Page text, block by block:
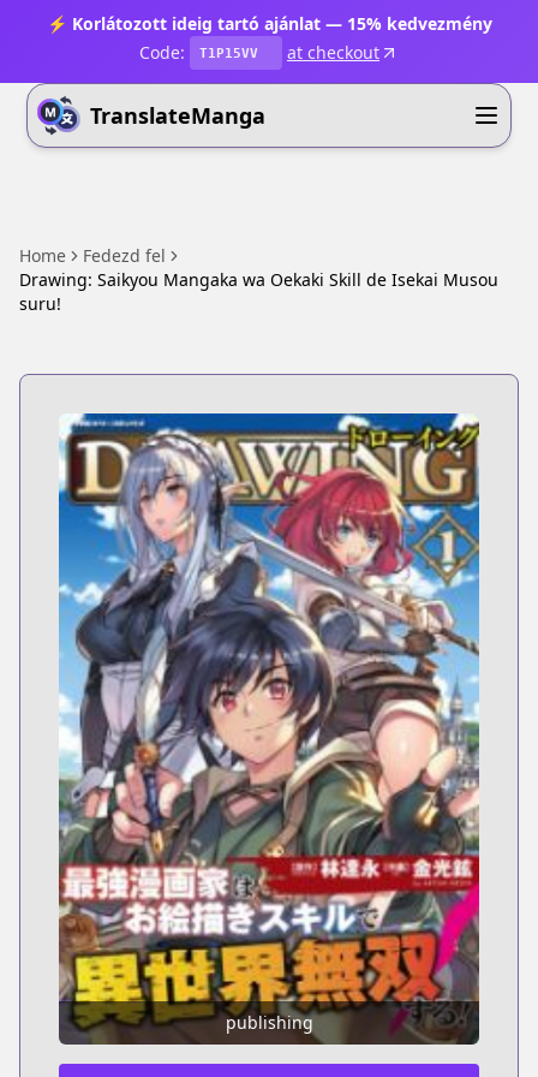
⚡ Korlátozott ideig tartó ajánlat — 15% kedvezmény
Code:
T1P15VV at checkout
TranslateManga
Home
Fedezd fel
Drawing: Saikyou Mangaka wa Oekaki Skill de Isekai Musou
suru!
publishing